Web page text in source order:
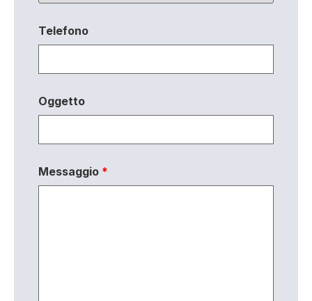
Telefono
Oggetto
Messaggio *